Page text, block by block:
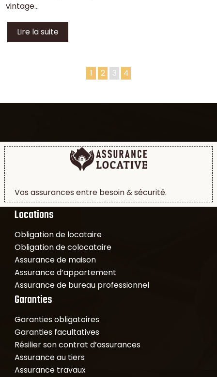
vintage…
Lire la suite
1 2 3 4
Vos assurances entre besoin & sécurité.
Locations
Obligation de locataire
Obligation de colocataire
Assurance de maison
Assurance d’appartement
Assurance de bureau professionnel
Garanties
Garanties obligatoires
Garanties facultatives
Résilier son contrat d’assurances
Assurance au tiers
Assurance travaux